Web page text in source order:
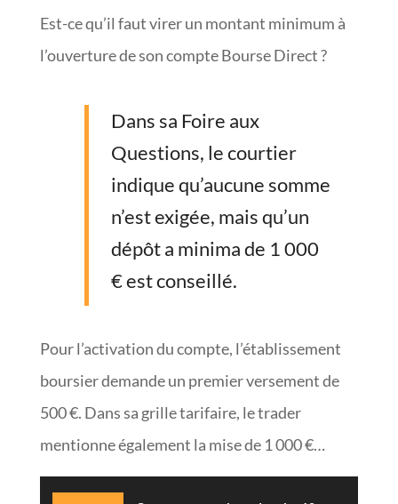
Est-ce qu’il faut virer un montant minimum à
l’ouverture de son compte Bourse Direct ?
Dans sa Foire aux
Questions, le courtier
indique qu’aucune somme
n’est exigée, mais qu’un
dépôt a minima de 1 000
€ est conseillé.
Pour l’activation du compte, l’établissement
boursier demande un premier versement de
500 €. Dans sa grille tarifaire, le trader
mentionne également la mise de 1 000 €…